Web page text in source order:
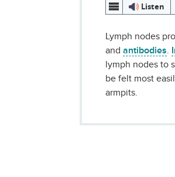
Listen
Lymph nodes
andantibodies.
lymph nodes to
be felt most
armpits.